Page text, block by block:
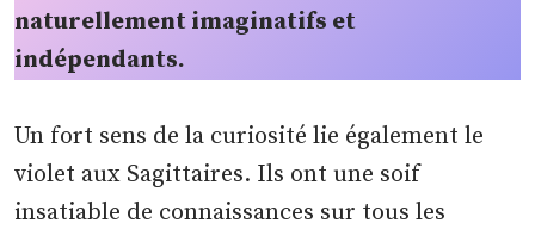
naturellement imaginatifs et
indépendants.
Un fort sens de la curiosité lie également le
violet aux Sagittaires. Ils ont une soif
insatiable de connaissances sur tous les